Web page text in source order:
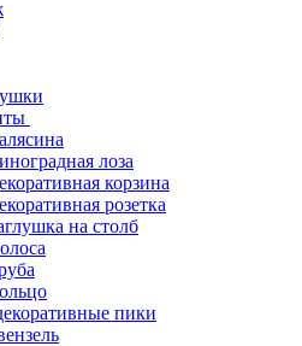
лоза
корзина
розетка
на столб
пики